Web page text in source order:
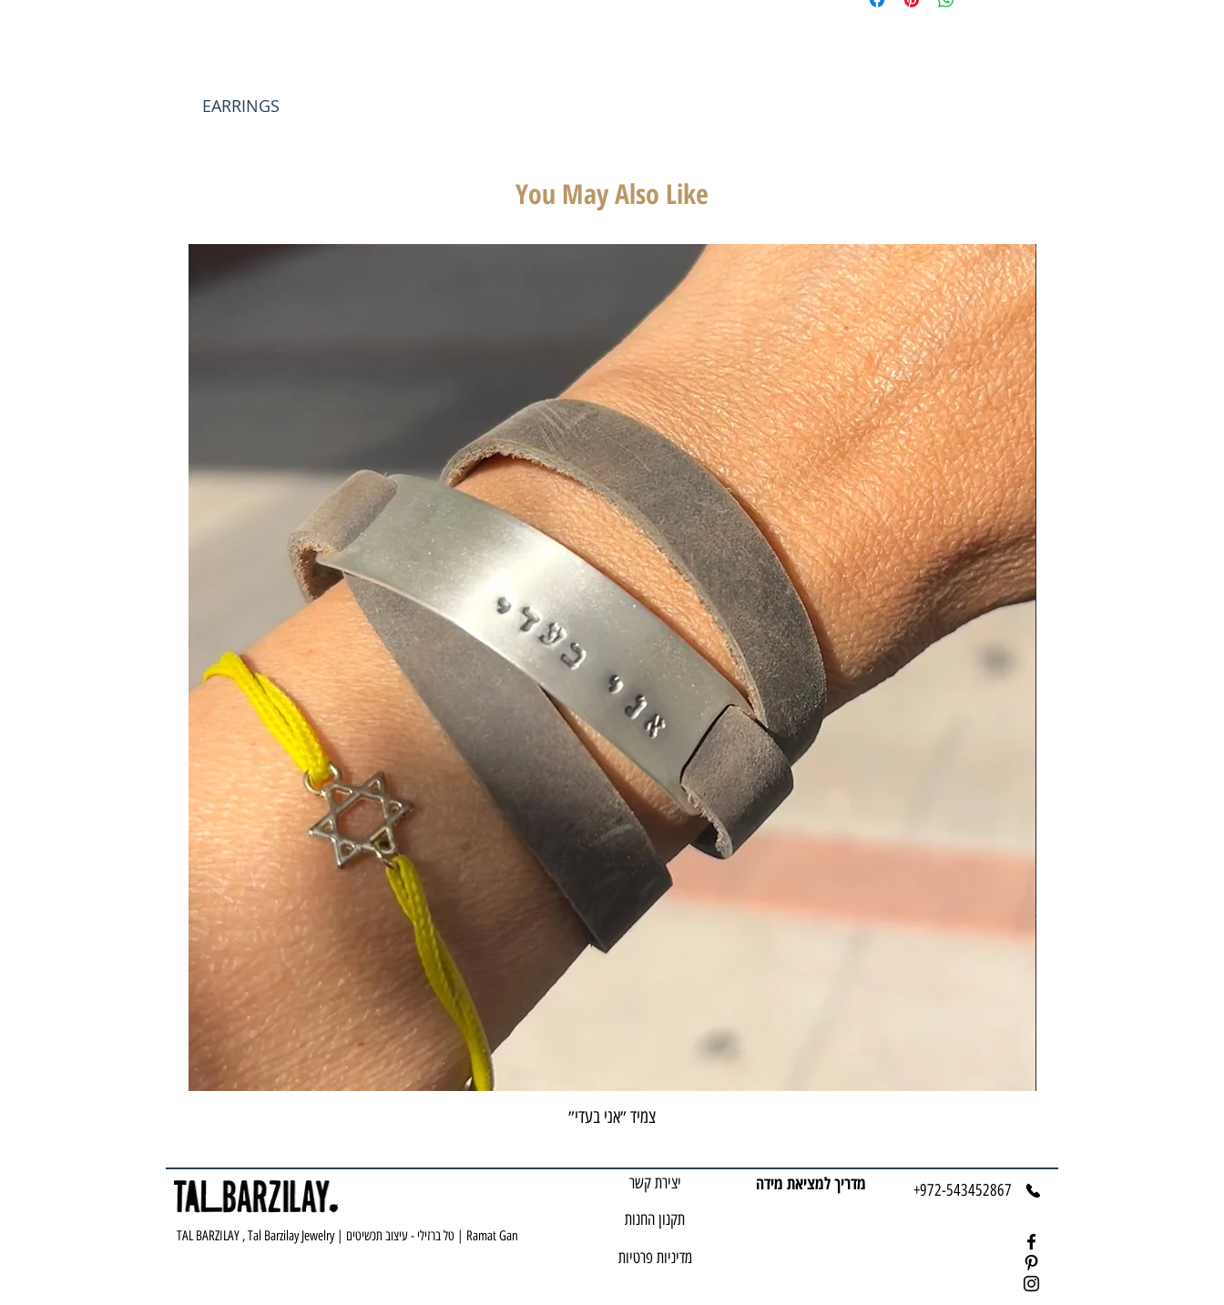
EARRINGS
You May Also Like
צמיד ״אני בעדי״
TAL BARZILAY , Tal Barzilay Jewelry | טל ברזילי - עיצוב תכשיטים | Ramat Gan
יצירת קשר מדריך למציאת מידה
+972-543452867
תקנון החנות
מדיניות פרטיות